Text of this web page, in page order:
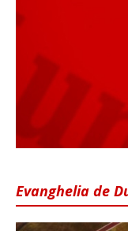
Evanghelia de